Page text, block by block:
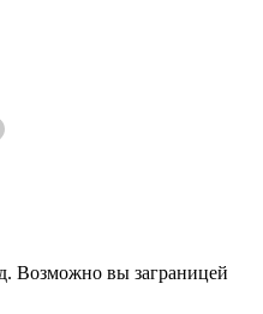
Возможно вы заграницей